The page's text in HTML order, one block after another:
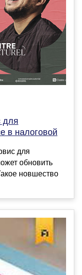
для
в налоговой
для
обновить
новшество